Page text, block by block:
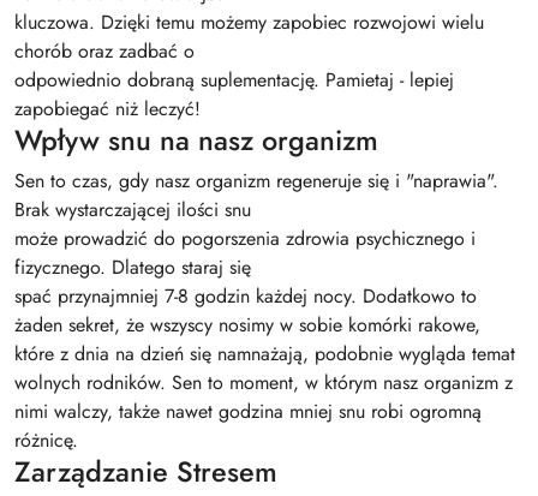
kluczowa. Dzięki temu możemy zapobiec rozwojowi wielu
chorób oraz zadbać o
odpowiednio dobraną suplementację. Pamietaj - lepiej
zapobiegać niż leczyć!
Wpływ snu na nasz organizm
Sen to czas, gdy nasz organizm regeneruje się i "naprawia".
Brak wystarczającej ilości snu
może prowadzić do pogorszenia zdrowia psychicznego i
fizycznego. Dlatego staraj się
spać przynajmniej 7-8 godzin każdej nocy. Dodatkowo to
żaden sekret, że wszyscy nosimy w sobie komórki rakowe,
które z dnia na dzień się namnażają, podobnie wygląda temat
wolnych rodników. Sen to moment, w którym nasz organizm z
nimi walczy, także nawet godzina mniej snu robi ogromną
różnicę.
Zarządzanie Stresem